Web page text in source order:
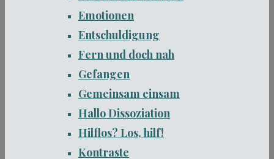
Emotionen
Entschuldigung
Fern und doch nah
Gefangen
Gemeinsam einsam
Hallo Dissoziation
Hilflos? Los, hilf!
Kontraste